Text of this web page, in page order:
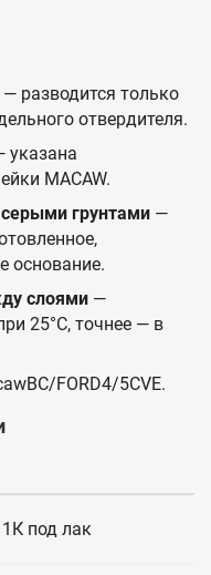
— разводится только
отвердителя.
указана
MACAW.
грунтами —
основание.
слоями —
25°C, точнее — в
FORD4/5CVE.
под лак